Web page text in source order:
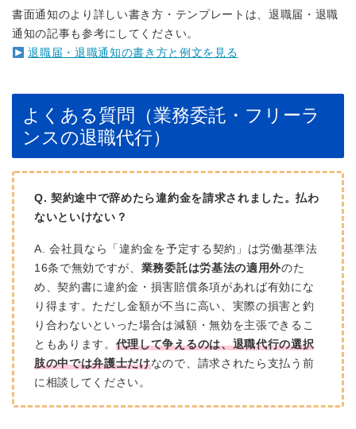
書面通知のより詳しい書き方・テンプレートは、退職届・退職
通知の記事も参考にしてください。
退職届・退職通知の書き方と例文を見る
よくある質問（業務委託・フリーラ
ンスの退職代行）
Q. 契約途中で辞めたら違約金を請求されました。払わ
ないといけない？
A. 会社員なら「違約金を予定する契約」は労働基準法
16条で無効ですが、 業務委託は労基法の適用外のた
め、契約書に違約金・損害賠償条項があれば有効にな
り得ます。ただし金額が不当に高い、実際の損害と釣
り合わないといった場合は減額・無効を主張できるこ
ともあります。 代理して争えるのは、退職代行の選択
肢の中では弁護士だけなので、請求されたら支払う前
に相談してください。